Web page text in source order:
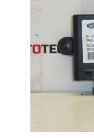
Reklamaatiomenettely
Tietosuojakäytäntö